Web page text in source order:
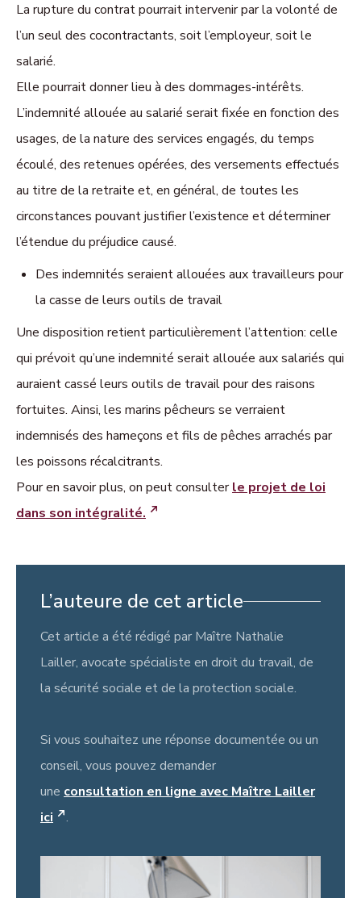
La rupture du contrat pourrait intervenir par la volonté de
l’un seul des cocontractants, soit l’employeur, soit le
salarié.
Elle pourrait donner lieu à des dommages-intérêts.
L’indemnité allouée au salarié serait fixée en fonction des
usages, de la nature des services engagés, du temps
écoulé, des retenues opérées, des versements effectués
au titre de la retraite et, en général, de toutes les
circonstances pouvant justifier l’existence et déterminer
l’étendue du préjudice causé.
Des indemnités seraient allouées aux travailleurs pour
la casse de leurs outils de travail
Une disposition retient particulièrement l’attention: celle
qui prévoit qu’une indemnité serait allouée aux salariés qui
auraient cassé leurs outils de travail pour des raisons
fortuites. Ainsi, les marins pêcheurs se verraient
indemnisés des hameçons et fils de pêches arrachés par
les poissons récalcitrants.
Pour en savoir plus, on peut consulterle projet de loi
dans son intégralité.
L’auteure de cet article
Cet article a été rédigé par Maître Nathalie
Lailler, avocate spécialiste en droit du travail, de
la sécurité sociale et de la protection sociale.
Si vous souhaitez une réponse documentée ou un
conseil, vous pouvez demander
une consultation en ligne avec Maître Lailler
ici
.